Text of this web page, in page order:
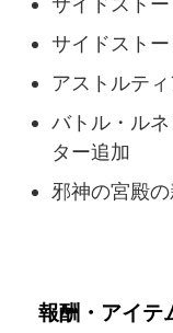
サイドストー
アストルテ
バトル・ル
ター追加
邪神の宮殿
報酬・アイテ